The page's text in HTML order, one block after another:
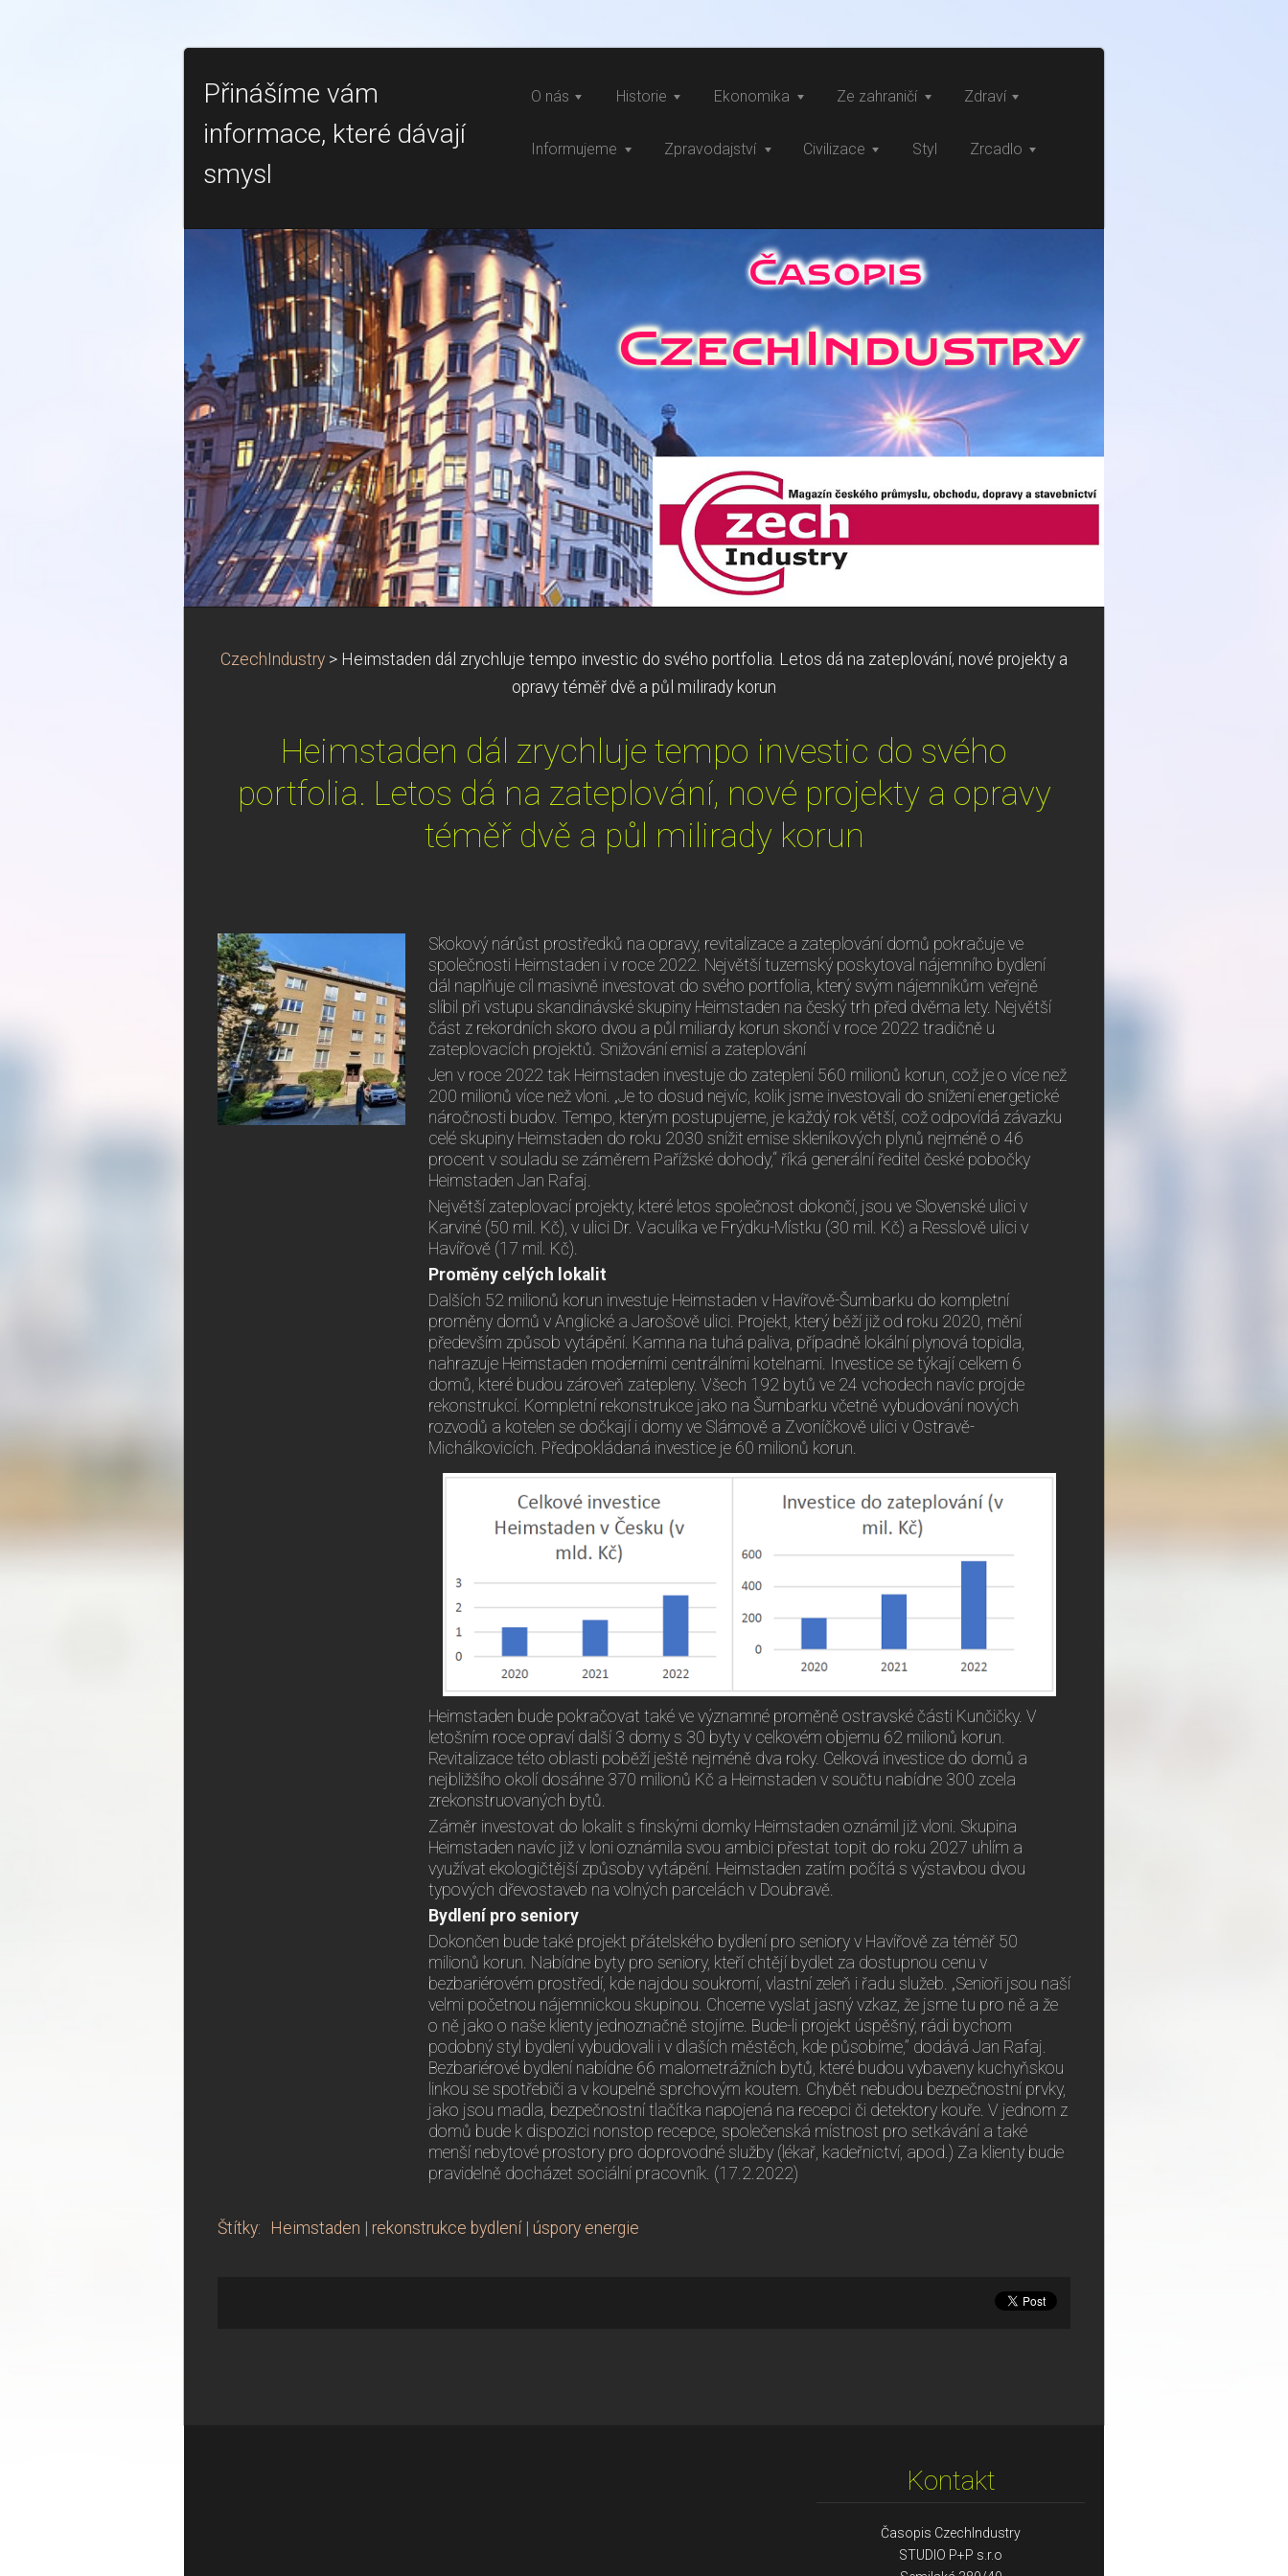
Přinášíme vám
informace, které dávají
smysl
O nás Historie Ekonomika Ze zahraničí Zdraví
Informujeme Zpravodajství Civilizace Styl Zrcadlo
CzechIndustry > Heimstaden dál zrychluje tempo investic do svého portfolia. Letos dá na zateplování, nové projekty a
opravy téměř dvě a půl milirady korun
Heimstaden dál zrychluje tempo investic do svého
portfolia. Letos dá na zateplování, nové projekty a opravy
téměř dvě a půl milirady korun
Skokový nárůst prostředků na opravy, revitalizace a zateplování domů pokračuje ve
společnosti Heimstaden i v roce 2022. Největší tuzemský poskytoval nájemního bydlení
dál naplňuje cíl masivně investovat do svého portfolia, který svým nájemníkům veřejně
slíbil při vstupu skandinávské skupiny Heimstaden na český trh před dvěma lety. Největší
část z rekordních skoro dvou a půl miliardy korun skončí v roce 2022 tradičně u
zateplovacích projektů. Snižování emisí a zateplování
Jen v roce 2022 tak Heimstaden investuje do zateplení 560 milionů korun, což je o více než
200 milionů více než vloni. „Je to dosud nejvíc, kolik jsme investovali do snížení energetické
náročnosti budov. Tempo, kterým postupujeme, je každý rok větší, což odpovídá závazku
celé skupiny Heimstaden do roku 2030 snížit emise skleníkových plynů nejméně o 46
procent v souladu se záměrem Pařížské dohody,“ říká generální ředitel české pobočky
Heimstaden Jan Rafaj.
Největší zateplovací projekty, které letos společnost dokončí, jsou ve Slovenské ulici v
Karviné (50 mil. Kč), v ulici Dr. Vaculíka ve Frýdku-Místku (30 mil. Kč) a Resslově ulici v
Havířově (17 mil. Kč).
Proměny celých lokalit
Dalších 52 milionů korun investuje Heimstaden v Havířově-Šumbarku do kompletní
proměny domů v Anglické a Jarošově ulici. Projekt, který běží již od roku 2020, mění
především způsob vytápění. Kamna na tuhá paliva, případně lokální plynová topidla,
nahrazuje Heimstaden moderními centrálními kotelnami. Investice se týkají celkem 6
domů, které budou zároveň zatepleny. Všech 192 bytů ve 24 vchodech navíc projde
rekonstrukcí. Kompletní rekonstrukce jako na Šumbarku včetně vybudování nových
rozvodů a kotelen se dočkají i domy ve Slámově a Zvoníčkově ulici v Ostravě-
Michálkovicích. Předpokládaná investice je 60 milionů korun.
Heimstaden bude pokračovat také ve významné proměně ostravské části Kunčičky. V
letošním roce opraví další 3 domy s 30 byty v celkovém objemu 62 milionů korun.
Revitalizace této oblasti poběží ještě nejméně dva roky. Celková investice do domů a
nejbližšího okolí dosáhne 370 milionů Kč a Heimstaden v součtu nabídne 300 zcela
zrekonstruovaných bytů.
Záměr investovat do lokalit s finskými domky Heimstaden oznámil již vloni. Skupina
Heimstaden navíc již v loni oznámila svou ambici přestat topit do roku 2027 uhlím a
využívat ekologičtější způsoby vytápění. Heimstaden zatím počítá s výstavbou dvou
typových dřevostaveb na volných parcelách v Doubravě.
Bydlení pro seniory
Dokončen bude také projekt přátelského bydlení pro seniory v Havířově za téměř 50
milionů korun. Nabídne byty pro seniory, kteří chtějí bydlet za dostupnou cenu v
bezbariérovém prostředí, kde najdou soukromí, vlastní zeleň i řadu služeb. „Senioři jsou naší
velmi početnou nájemnickou skupinou. Chceme vyslat jasný vzkaz, že jsme tu pro ně a že
o ně jako o naše klienty jednoznačně stojíme. Bude-li projekt úspěšný, rádi bychom
podobný styl bydlení vybudovali i v dlaších městěch, kde působíme,” dodává Jan Rafaj.
Bezbariérové bydlení nabídne 66 malometrážních bytů, které budou vybaveny kuchyňskou
linkou se spotřebiči a v koupelně sprchovým koutem. Chybět nebudou bezpečnostní prvky,
jako jsou madla, bezpečnostní tlačítka napojená na recepci či detektory kouře. V jednom z
domů bude k dispozici nonstop recepce, společenská místnost pro setkávání a také
menší nebytové prostory pro doprovodné služby (lékař, kadeřnictví, apod.) Za klienty bude
pravidelně docházet sociální pracovník. (17.2.2022)
Štítky: Heimstaden rekonstrukce bydlení úspory energie
Kontakt
Časopis CzechIndustry
STUDIO P+P s.r.o